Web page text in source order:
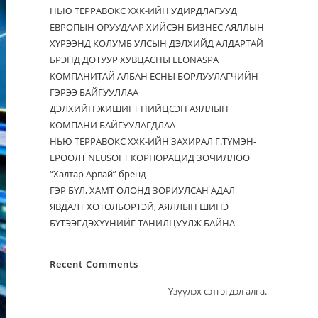
НЬЮ ТЕРРАВОКС ХХК-ИЙН УДИРДЛАГУУД
ЕВРОПЫН ОРУУДААР ХИЙСЭН БИЗНЕС АЯЛЛЫН
ХҮРЭЭНД КОЛУМБ УЛСЫН ДЭЛХИЙД АЛДАРТАЙ
БРЭНД ДОТУУР ХУВЦАСНЫ LEONASPA
КОМПАНИТАЙ АЛБАН ЁСНЫ БОРЛУУЛАГЧИЙН
ГЭРЭЭ БАЙГУУЛЛАА
ДЭЛХИЙН ЖИШИГТ НИЙЦСЭН АЯЛЛЫН
КОМПАНИ БАЙГУУЛАГДЛАА
НЬЮ ТЕРРАВОКС ХХК-ИЙН ЗАХИРАЛ Г.ТҮМЭН-
ЕРӨӨЛТ NEUSOFT КОРПОРАЦИД ЗОЧИЛЛОО
“Халтар Арвай” бренд
ГЭР БҮЛ, ХАМТ ОЛОНД ЗОРИУЛСАН АДАЛ
ЯВДАЛТ ХӨТӨЛБӨРТЭЙ, АЯЛЛЫН ШИНЭ
БҮТЭЭГДЭХҮҮНИЙГ ТАНИЛЦУУЛЖ БАЙНА
Recent Comments
Үзүүлэх сэтгэгдэл алга.